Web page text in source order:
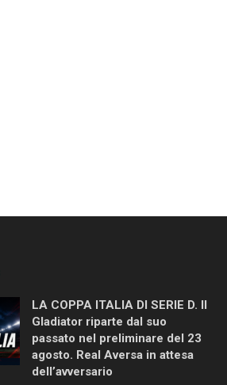
LA COPPA ITALIA DI SERIE D. Il
Gladiator riparte dal suo
passato nel preliminare del 23
agosto. Real Aversa in attesa
dell’avversario